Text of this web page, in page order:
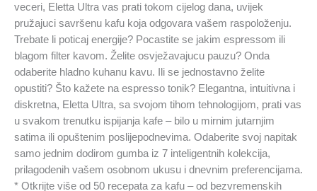
veceri, Eletta Ultra vas prati tokom cijelog dana, uvijek
pružajuci savršenu kafu koja odgovara vašem raspoloženju.
Trebate li poticaj energije? Pocastite se jakim espressom ili
blagom filter kavom. Želite osvježavajucu pauzu? Onda
odaberite hladno kuhanu kavu. Ili se jednostavno želite
opustiti? Što kažete na espresso tonik? Elegantna, intuitivna i
diskretna, Eletta Ultra, sa svojom tihom tehnologijom, prati vas
u svakom trenutku ispijanja kafe – bilo u mirnim jutarnjim
satima ili opuštenim poslijepodnevima. Odaberite svoj napitak
samo jednim dodirom gumba iz 7 inteligentnih kolekcija,
prilagodenih vašem osobnom ukusu i dnevnim preferencijama.
* Otkrijte više od 50 recepata za kafu – od bezvremenskih